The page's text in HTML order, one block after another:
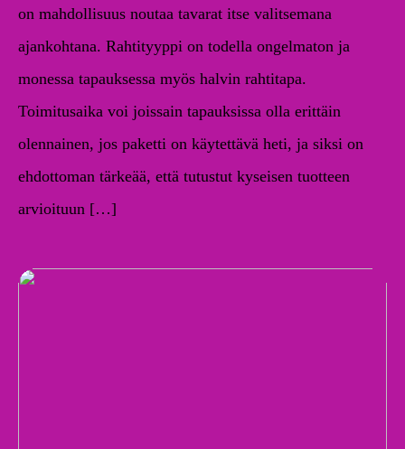
on mahdollisuus noutaa tavarat itse valitsemana
ajankohtana. Rahtityyppi on todella ongelmaton ja
monessa tapauksessa myös halvin rahtitapa.
Toimitusaika voi joissain tapauksissa olla erittäin
olennainen, jos paketti on käytettävä heti, ja siksi on
ehdottoman tärkeää, että tutustut kyseisen tuotteen
arvioituun […]